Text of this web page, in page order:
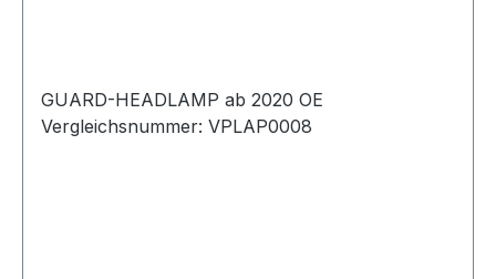
GUARD-HEADLAMP ab 2020 OE
Vergleichsnummer: VPLAP0008